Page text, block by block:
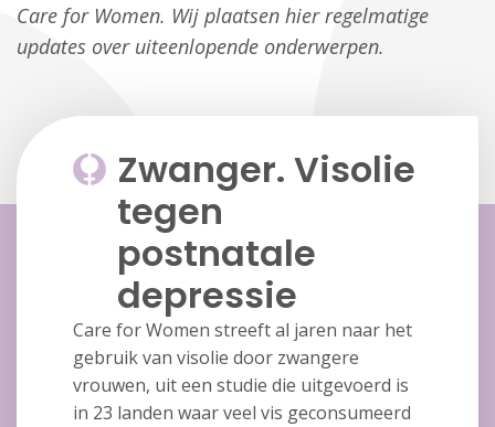
Care for Women. Wij plaatsen hier regelmatige
updates over uiteenlopende onderwerpen.
Zwanger. Visolie
tegen
postnatale
depressie
Care for Women streeft al jaren naar het
gebruik van visolie door zwangere
vrouwen, uit een studie die uitgevoerd is
in 23 landen waar veel vis geconsumeerd